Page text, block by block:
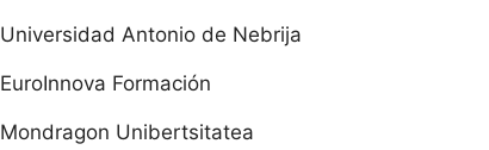
Universidad Antonio de Nebrija
EuroInnova Formación
Mondragon Unibertsitatea